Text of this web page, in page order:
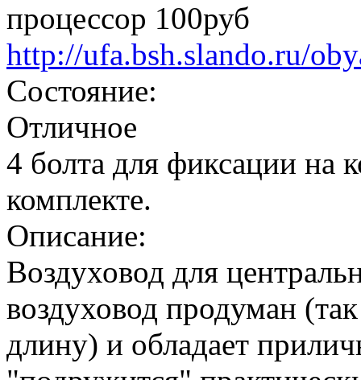
процессор 100руб
http://ufa.bsh.slando.ru/
Состояние:
Отличное
4 болта для фиксации на
комплекте.
Описание:
Воздуховод для
воздуховод продуман
длину) и обладает